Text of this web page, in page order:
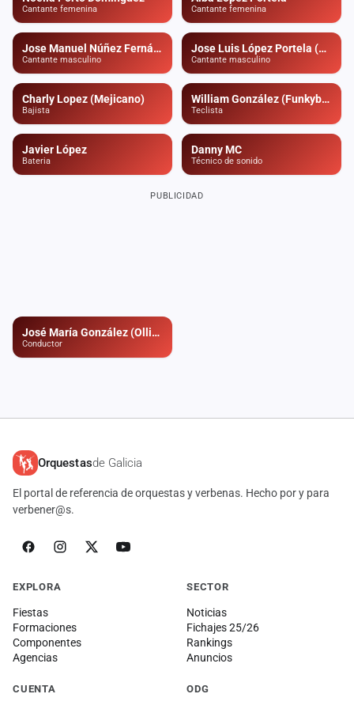
Cantante femenina Cantante femenina
Jose Manuel Núñez Fernández (Pozas)
Cantante masculino
Jose Luis López Portela (Selu)
Cantante masculino
Charly Lopez (Mejicano)
Bajista
William González (Funkybilly)
Teclista
Javier López
Bateria
Danny MC
Técnico de sonido
PUBLICIDAD
José María González (Olliños)
Conductor
Orquestasde Galicia
El portal de referencia de orquestas y verbenas. Hecho por y para
verbener@s.
EXPLORA
Fiestas
Formaciones
Componentes
Agencias
SECTOR
Noticias
Fichajes 25/26
Rankings
Anuncios
CUENTA ODG
Mapa
de
fiestas
Componentes
Fichajes
Agencias
sesión
Crear